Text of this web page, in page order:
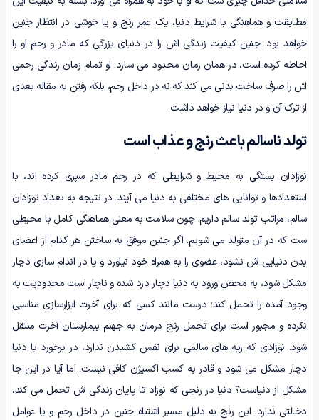
مطابقت و هماهنگی با شرایط دنیا، یک عمر رنج و یا خوشی در انتظار جنین
خواهد بود. جنین کیفیت زندگی‌ اش را در دنیای بزرگی که مادر و رحم او را
احاطه کرده ­است، در همان زمان محدود می­ سازد. او تمام زمان زندگی رحمی‌
اش را صرف ساخت بدنی می کند که نه در داخل رحم، بلکه رفتن به مقاله بعدی
از ترک آن و در دنیا نیاز خواهد داشت.
تولد ناسالم باعث رنج و عذاب است
نوزادان بستگی به محیط و شرایطی که در رحم مادر سپری کرده‌ اند، با
استعدادها و توانایی ­های مختلفی به دنیا می ­آیند. در نتیجه به تعداد نوزادان
سالم، مراتب تولد سالم داریم. چون سلامت به معنی هماهنگی کامل با محیطی
ست که در آن متولد می‌ شویم. اگر جنین موفق به ساختن هر کدام از اعضای
بدن دنیایی ­اش نشود، عضوی را به همراه خود نیاورد و یا در اندام­ سازی دچار
مشکل شود، به محض ورود به دنیا دچار درد شده و ناچار است محدودیت به
وجود آمده را تحمل کند؛ درست مانند کسی‌ که برای آخرت ابزارسازی مناسبی
نکرده و مجبور است برای تحمل رنج درمان به جهنم بیمارستان آخرت منتقل
شود. نوزادی که ریه‌ های سالمی برای نفس کشیدن ندارد، در برخورد با دنیا
دچار مشکل می‌ شود و قادر به کسب اکسیژن کافی نیست. اما آیا در این‌ جا
مشکل از دنیاست؟ دنیا در رنجی که نوزاد تا پایان زندگی‌ اش تحمل می‌ کند،
دخالتی ندارد. این رنج به دلیل مسیر اشتباه جنین در داخل رحم و یا عوامل